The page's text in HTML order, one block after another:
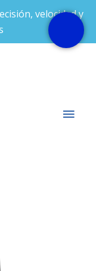
velocidad y